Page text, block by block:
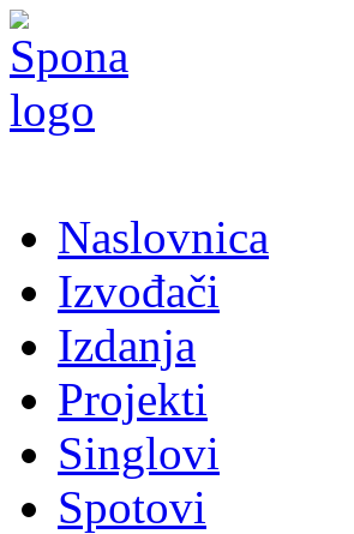
Naslovnica
Izvođači
Izdanja
Projekti
Singlovi
Spotovi